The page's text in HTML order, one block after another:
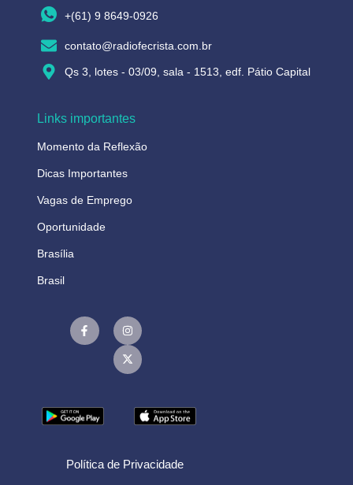
+(61) 9 8649-0926
contato@radiofecrista.com.br
Qs 3, lotes - 03/09, sala - 1513, edf. Pátio Capital
Links importantes
Momento da Reflexão
Dicas Importantes
Vagas de Emprego
Oportunidade
Brasília
Brasil
Política de Privacidade